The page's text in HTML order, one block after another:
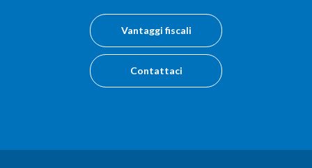
Vantaggi fiscali
Contattaci